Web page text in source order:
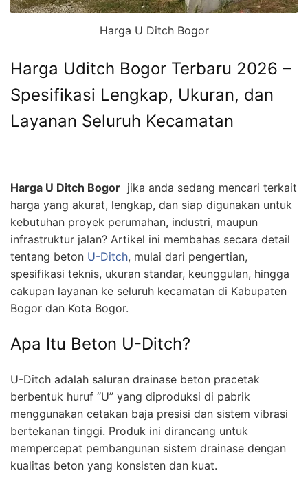
Harga U Ditch Bogor
Harga Uditch Bogor Terbaru 2026 –
Spesifikasi Lengkap, Ukuran, dan
Layanan Seluruh Kecamatan
Harga U Ditch Bogor jika anda sedang mencari terkait
harga yang akurat, lengkap, dan siap digunakan untuk
kebutuhan proyek perumahan, industri, maupun
infrastruktur jalan? Artikel ini membahas secara detail
tentang beton U-Ditch, mulai dari pengertian,
spesifikasi teknis, ukuran standar, keunggulan, hingga
cakupan layanan ke seluruh kecamatan di Kabupaten
Bogor dan Kota Bogor.
Apa Itu Beton U-Ditch?
U-Ditch adalah saluran drainase beton pracetak
berbentuk huruf “U” yang diproduksi di pabrik
menggunakan cetakan baja presisi dan sistem vibrasi
bertekanan tinggi. Produk ini dirancang untuk
mempercepat pembangunan sistem drainase dengan
kualitas beton yang konsisten dan kuat.